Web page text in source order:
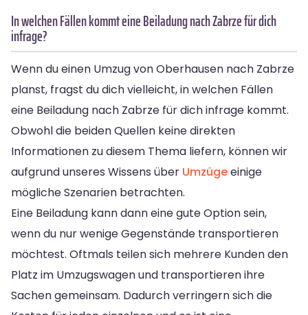
In welchen Fällen kommt eine Beiladung nach Zabrze für dich
infrage?
Wenn du einen Umzug von Oberhausen nach Zabrze
planst, fragst du dich vielleicht, in welchen Fällen
eine Beiladung nach Zabrze für dich infrage kommt.
Obwohl die beiden Quellen keine direkten
Informationen zu diesem Thema liefern, können wir
aufgrund unseres Wissens über Umzügeeinige
mögliche Szenarien betrachten.
Eine Beiladung kann dann eine gute Option sein,
wenn du nur wenige Gegenstände transportieren
möchtest. Oftmals teilen sich mehrere Kunden den
Platz im Umzugswagen und transportieren ihre
Sachen gemeinsam. Dadurch verringern sich die